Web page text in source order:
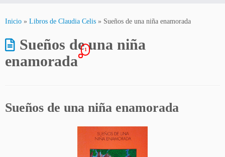
Inicio » Libros de Claudia Celis » Sueños de una niña enamorada
Sueños de una niña
enamorada
1
Sueños de una niña enamorada